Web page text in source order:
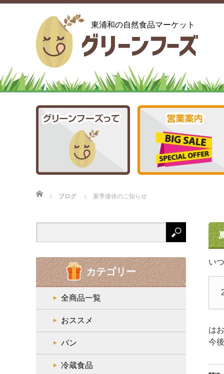
東浦和の自然食品マーケット
ホーム
ブログ 夏季連休のご知らせ
い
は
今
カテゴリー
全商品一覧
おススメ
パン
冷蔵食品